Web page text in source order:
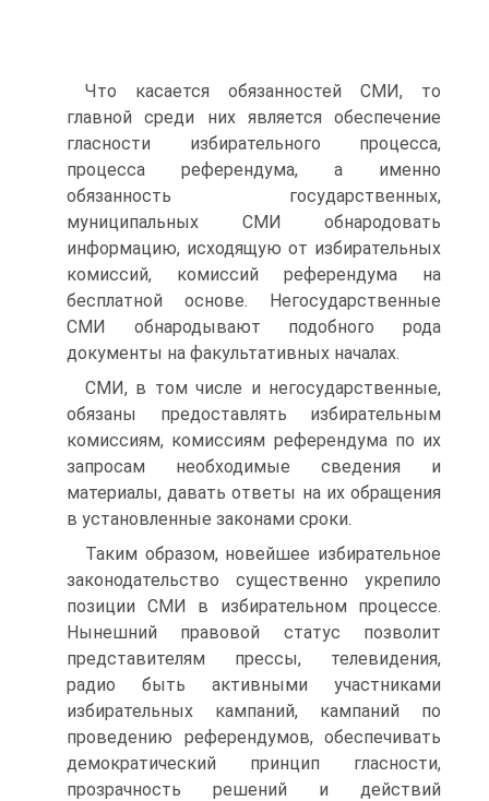
Что касается обязанностей СМИ, то
главной среди них является обеспечение
гласности избирательного процесса,
процесса референдума, а именно
обязанность государственных,
муниципальных СМИ обнародовать
информацию, исходящую от избирательных
комиссий, комиссий референдума на
бесплатной основе. Негосударственные
СМИ обнародывают подобного рода
документы на факультативных началах.
СМИ, в том числе и негосударственные,
обязаны предоставлять избирательным
комиссиям, комиссиям референдума по их
запросам необходимые сведения и
материалы, давать ответы на их обращения
в установленные законами сроки.
Таким образом, новейшее избирательное
законодательство существенно укрепило
позиции СМИ в избирательном процессе.
Нынешний правовой статус позволит
представителям прессы, телевидения,
радио быть активными участниками
избирательных кампаний, кампаний по
проведению референдумов, обеспечивать
демократический принцип гласности,
прозрачность решений и действий